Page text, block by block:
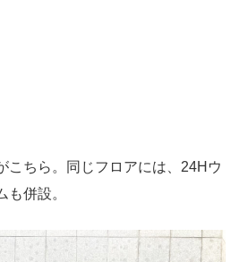
こちら。同じフロアには、24Hウ
も併設。